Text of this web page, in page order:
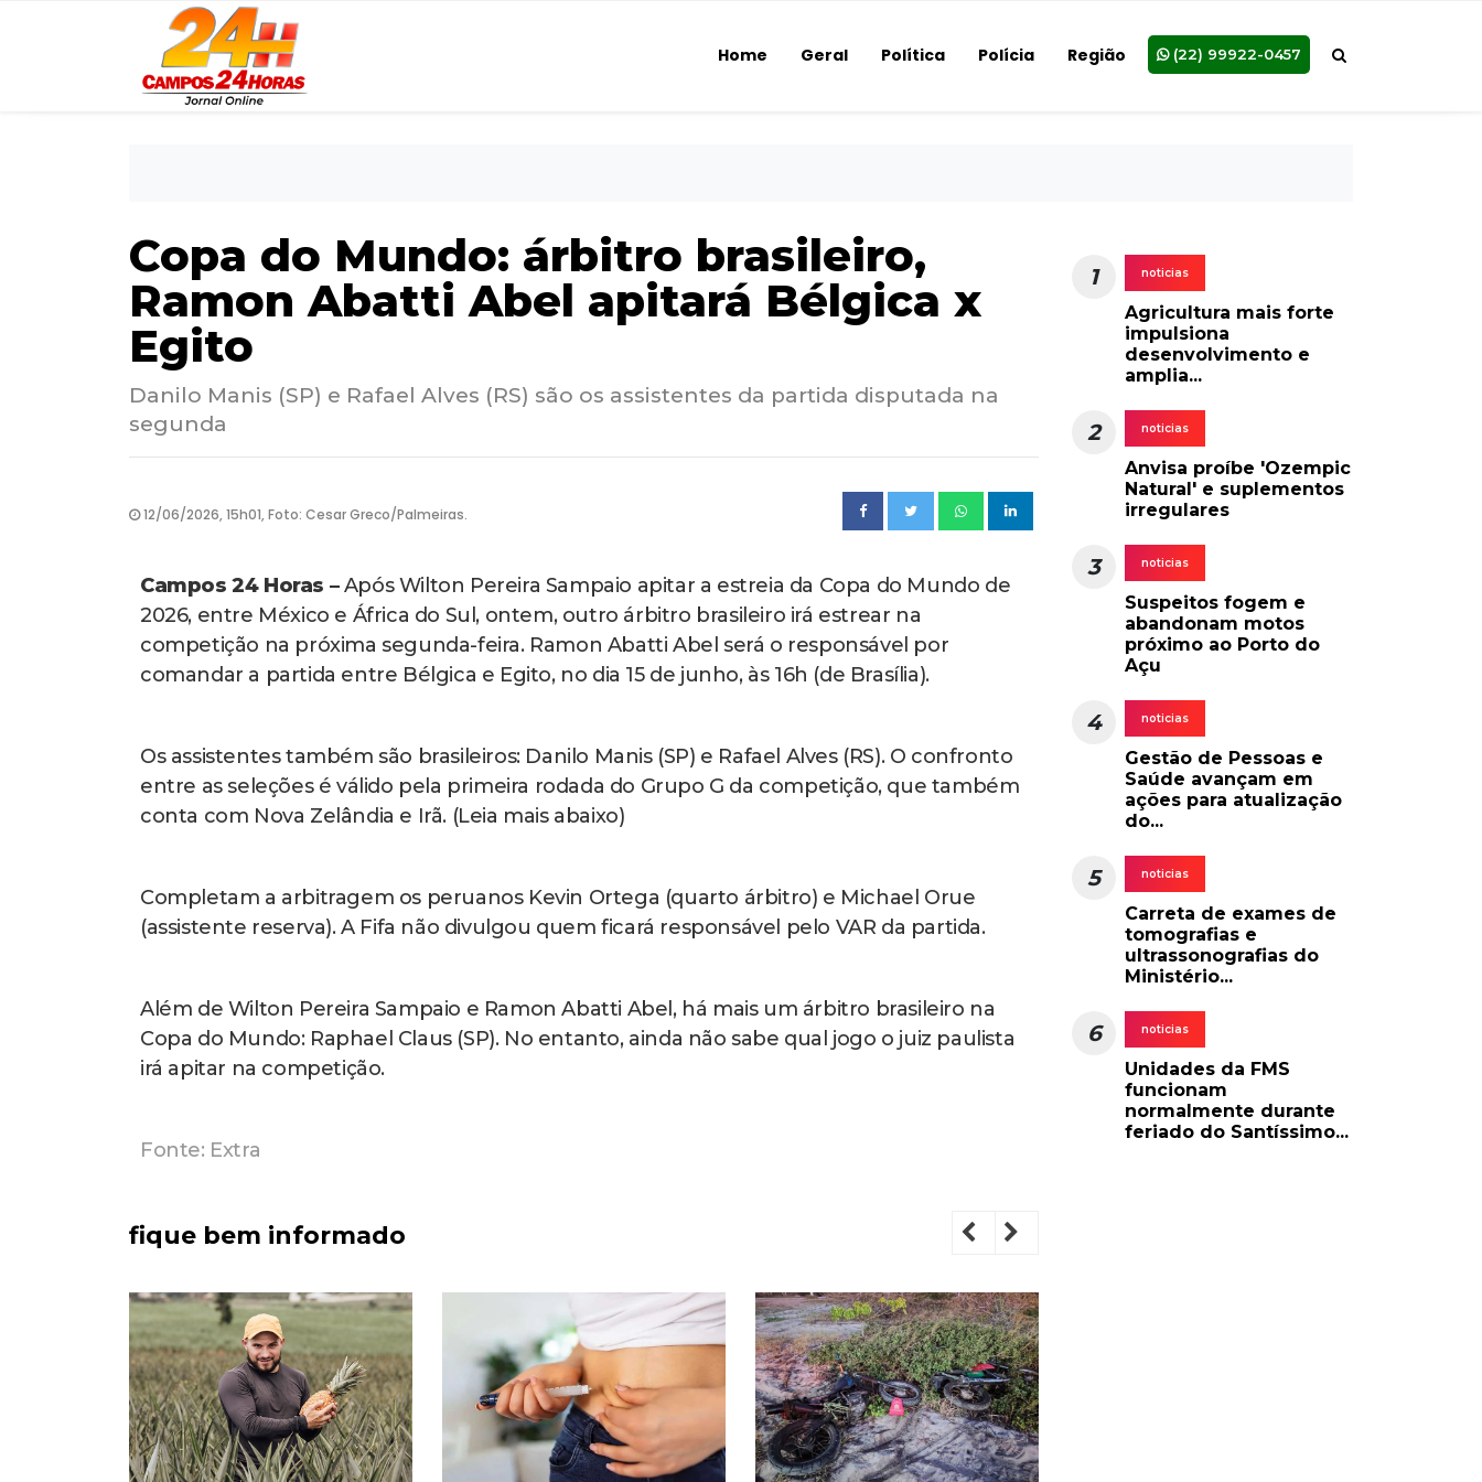
Home Geral Política Polícia Região (22) 99922-0457
Copa do Mundo: árbitro brasileiro,
Ramon Abatti Abel apitará Bélgica x
Egito
Danilo Manis (SP) e Rafael Alves (RS) são os assistentes da partida disputada na
segunda
12/06/2026, 15h01, Foto: Cesar Greco/Palmeiras.
Campos 24 Horas –Após Wilton Pereira Sampaio apitar a estreia da Copa do Mundo de
2026, entre México e África do Sul, ontem, outro árbitro brasileiro irá estrear na
competição na próxima segunda-feira. Ramon Abatti Abel será o responsável por
comandar a partida entre Bélgica e Egito, no dia 15 de junho, às 16h (de Brasília).
Os assistentes também são brasileiros: Danilo Manis (SP) e Rafael Alves (RS). O confronto
entre as seleções é válido pela primeira rodada do Grupo G da competição, que também
conta com Nova Zelândia e Irã. (Leia mais abaixo)
Completam a arbitragem os peruanos Kevin Ortega (quarto árbitro) e Michael Orue
(assistente reserva). A Fifa não divulgou quem ficará responsável pelo VAR da partida.
Além de Wilton Pereira Sampaio e Ramon Abatti Abel, há mais um árbitro brasileiro na
Copa do Mundo: Raphael Claus (SP). No entanto, ainda não sabe qual jogo o juiz paulista
irá apitar na competição.
Fonte: Extra
fique bem informado Previous
1 noticias
Agricultura mais forte
impulsiona
desenvolvimento e
amplia...
2 noticias
Anvisa proíbe 'Ozempic
Natural' e suplementos
irregulares
3 noticias
Suspeitos fogem e
abandonam motos
próximo ao Porto do
Açu
4 noticias
Gestão de Pessoas e
Saúde avançam em
ações para atualização
do...
5 noticias
Carreta de exames de
tomografias e
ultrassonografias do
Ministério...
6 noticias
Unidades da FMS
funcionam
normalmente durante
feriado do Santíssimo...